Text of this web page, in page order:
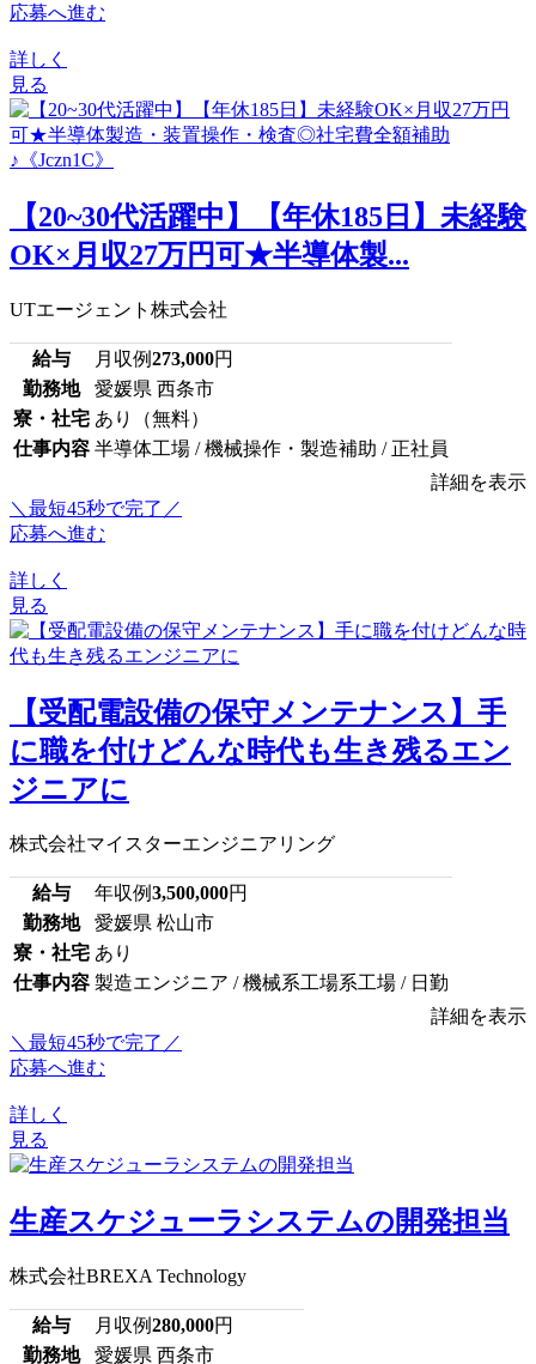
応募へ進む
詳しく
見る
【20~30代活躍中】【年休185日】未経験
OK×月収27万円可★半導体製...
UTエージェント株式会社
給与 月収例273,000円
勤務地
愛媛県 西条市
寮・社宅 あり（無料）
仕事内容 半導体工場 / 機械操作・製造補助 / 正社員
詳細を表示
＼最短45秒で完了／
応募へ進む
詳しく
見る
【受配電設備の保守メンテナンス】手
に職を付けどんな時代も生き残るエン
ジニアに
株式会社マイスターエンジニアリング
給与 年収例3,500,000円
勤務地
愛媛県 松山市
寮・社宅 あり
仕事内容 製造エンジニア / 機械系工場系工場 / 日勤
詳細を表示
＼最短45秒で完了／
応募へ進む
詳しく
見る
生産スケジューラシステムの開発担当
株式会社BREXA Technology
給与 月収例280,000円
勤務地
愛媛県 西条市